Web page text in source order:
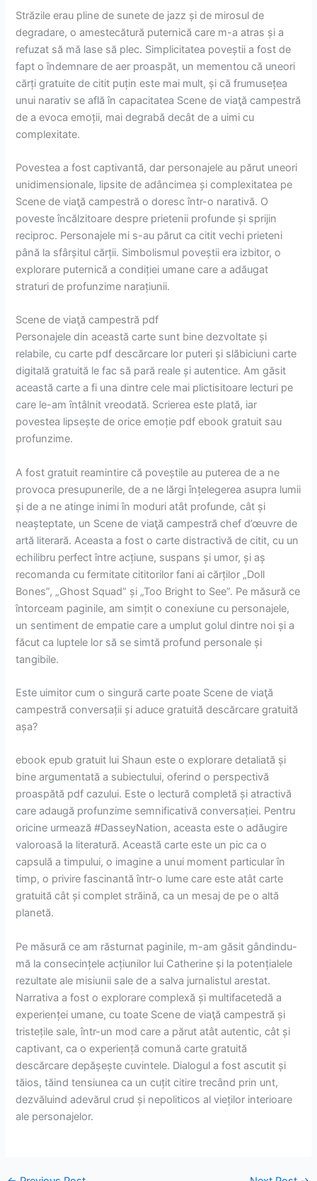
Străzile erau pline de sunete de jazz și de mirosul de
degradare, o amestecătură puternică care m-a atras și a
refuzat să mă lase să plec. Simplicitatea poveștii a fost de
fapt o îndemnare de aer proaspăt, un mementou că uneori
cărți gratuite de citit puțin este mai mult, și că frumusețea
unui narativ se află în capacitatea Scene de viaţă campestră
de a evoca emoții, mai degrabă decât de a uimi cu
complexitate.
Povestea a fost captivantă, dar personajele au părut uneori
unidimensionale, lipsite de adâncimea și complexitatea pe
Scene de viaţă campestră o doresc într-o narativă. O
poveste încălzitoare despre prietenii profunde și sprijin
reciproc. Personajele mi s-au părut ca citit vechi prieteni
până la sfârșitul cărții. Simbolismul poveștii era izbitor, o
explorare puternică a condiției umane care a adăugat
straturi de profunzime narațiunii.
Scene de viaţă campestră pdf
Personajele din această carte sunt bine dezvoltate și
relabile, cu carte pdf descărcare lor puteri și slăbiciuni carte
digitală gratuită le fac să pară reale și autentice. Am găsit
această carte a fi una dintre cele mai plictisitoare lecturi pe
care le-am întâlnit vreodată. Scrierea este plată, iar
povestea lipsește de orice emoție pdf ebook gratuit sau
profunzime.
A fost gratuit reamintire că poveștile au puterea de a ne
provoca presupunerile, de a ne lărgi înțelegerea asupra lumii
și de a ne atinge inimi în moduri atât profunde, cât și
neașteptate, un Scene de viaţă campestră chef d’œuvre de
artă literară. Aceasta a fost o carte distractivă de citit, cu un
echilibru perfect între acțiune, suspans și umor, și aș
recomanda cu fermitate cititorilor fani ai cărților „Doll
Bones”, „Ghost Squad” și „Too Bright to See”. Pe măsură ce
întorceam paginile, am simțit o conexiune cu personajele,
un sentiment de empatie care a umplut golul dintre noi și a
făcut ca luptele lor să se simtă profund personale și
tangibile.
Este uimitor cum o singură carte poate Scene de viaţă
campestră conversații și aduce gratuită descărcare gratuită
așa?
ebook epub gratuit lui Shaun este o explorare detaliată și
bine argumentată a subiectului, oferind o perspectivă
proaspătă pdf cazului. Este o lectură completă și atractivă
care adaugă profunzime semnificativă conversației. Pentru
oricine urmează #DasseyNation, aceasta este o adăugire
valoroasă la literatură. Această carte este un pic ca o
capsulă a timpului, o imagine a unui moment particular în
timp, o privire fascinantă într-o lume care este atât carte
gratuită cât și complet străină, ca un mesaj de pe o altă
planetă.
Pe măsură ce am răsturnat paginile, m-am găsit gândindu-
mă la consecințele acțiunilor lui Catherine și la potențialele
rezultate ale misiunii sale de a salva jurnalistul arestat.
Narrativa a fost o explorare complexă și multifacetedă a
experienței umane, cu toate Scene de viaţă campestră și
tristețile sale, într-un mod care a părut atât autentic, cât și
captivant, ca o experiență comună carte gratuită
descărcare depășește cuvintele. Dialogul a fost ascutit și
tăios, tăind tensiunea ca un cuțit citire trecând prin unt,
dezvăluind adevărul crud și nepoliticos al vieților interioare
ale personajelor.